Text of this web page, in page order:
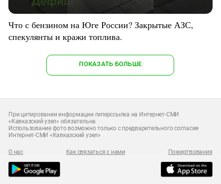
Что с бензином на Юге России? Закрытые АЗС,
спекулянты и кражи топлива.
ПОКАЗАТЬ БОЛЬШЕ
При цитировании информации гиперссылка на Интернет-СМИ
«Кавказский узел» обязательна
Использование фото возможно только с предварительного согласия
Интернет-СМИ «Кавказский узел»
О нас Как связаться с нами Пожертвования